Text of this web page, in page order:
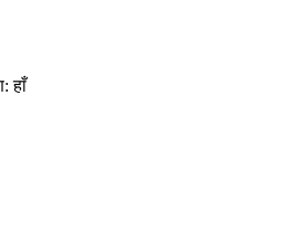
हाँ